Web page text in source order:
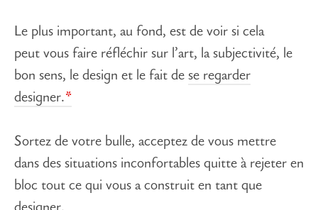
Le plus important, au fond, est de voir si cela
peut vous faire réfléchir sur l’art, la subjectivité, le
bon sens, le design et le fait de se regarder
designer.
Sortez de votre bulle, acceptez de vous mettre
dans des situations inconfortables quitte à rejeter en
bloc tout ce qui vous a construit en tant que